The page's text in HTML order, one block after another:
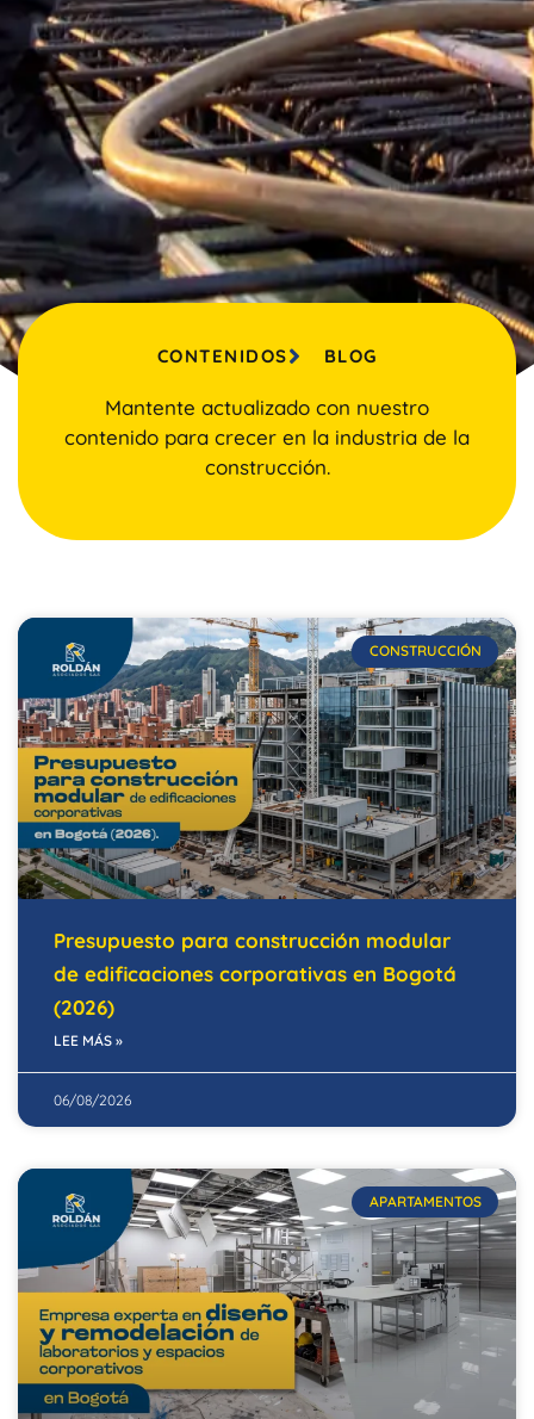
CONTENIDOS BLOG
Mantente actualizado con nuestro
contenido para crecer en la industria de la
construcción.
CONSTRUCCIÓN
Presupuesto para construcción modular
de edificaciones corporativas en Bogotá
(2026)
LEE MÁS »
06/08/2026
APARTAMENTOS